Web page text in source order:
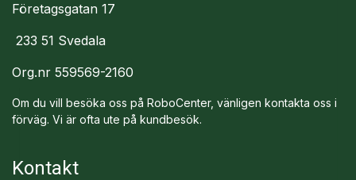
Företagsgatan 17
233 51 Svedala
Org.nr 559569-2160
Om du vill besöka oss på RoboCenter, vänligen kontakta oss i
förväg. Vi är ofta ute på kundbesök.
Kontakt